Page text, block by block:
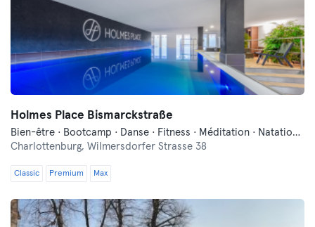
Holmes Place Bismarckstraße
Bien-être · Bootcamp · Danse · Fitness · Méditation · Natation · Pilates · Sauna · Yoga
Charlottenburg, Wilmersdorfer Strasse 38
Classic Premium Max